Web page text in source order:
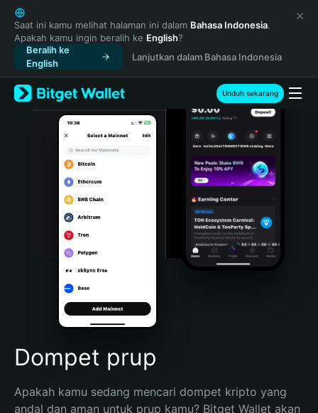
English
日本語
Tiếng Việt
Русский
Español (Latinoamérica)
Türkçe
Italiano
Português (Portugal)
Bahasa Indonesia
Português (Brasil)
Español (Argentina)
Saat ini kamu melihat halaman ini dalam Bahasa Indonesia.
Apakah kamu ingin beralih ke English?
Beralih ke
English
Lanjutkan dalam Bahasa Indonesia
Unduh sekarang
Dompet prup
Apakah kamu sedang mencari dompet kripto yang
andal dan aman untuk prup kamu? Bitget Wallet akan